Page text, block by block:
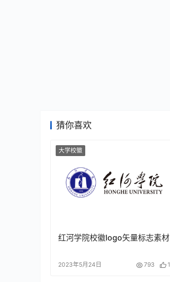
猜你喜欢
大学校徽
红河学院校徽logo矢量标志素材
2023年5月24日 793 1